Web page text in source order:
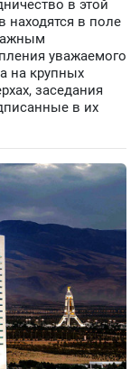
в этой
находятся в поле
уважаемого
на крупных
заседания
в их